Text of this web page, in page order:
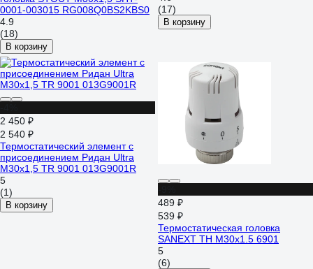
0001-003015 RG008Q0BS2KBS0
4.9
(18)
В корзину
(17)
В корзину
2 450 ₽
2 540 ₽
Термостатический элемент с
присоединением Ридан Ultra
М30x1,5 TR 9001 013G9001R
5
(1)
В корзину
489 ₽
539 ₽
Термостатическая головка
SANEXT TH M30x1.5 6901
5
(6)